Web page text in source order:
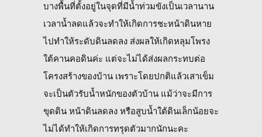
บางพื้นที่ตั้งอยู่ในจุดที่มีน้ำท่วมขังเป็นเวลานาน
เวลาน้ำลดแล้วจะทำให้เกิดการชะหน้าดินหาย
ไปทำให้ระดับดินลดลง ส่งผลให้เกิดหลุมโพรง
ใต้คานคอดินค่ะ แต่จะไม่ได้ส่งผลกระทบต่อ
โครงสร้างของบ้าน เพราะโดยปกติแล้วเสาเข็ม
จะเป็นตัวรับน้ำหนักของตัวบ้าน แม้ว่าจะมีการ
ขุดดิน หน้าดินลดลง หรือสูบน้ำใต้ดินเล็กน้อยจะ
ไม่ได้ทำให้เกิดการทรุดตัวมากนักนะคะ